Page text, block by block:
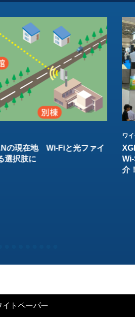
の現在地 Wi-Fiと光ファイ
選択肢に
ワ
介
イトペーパー